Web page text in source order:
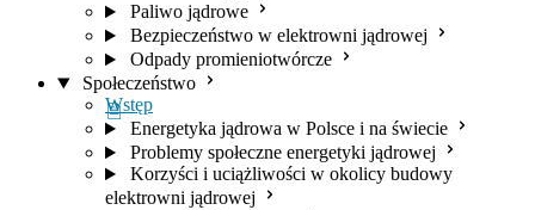
Paliwo jądrowe
Bezpieczeństwo w elektrowni jądrowej
Odpady promieniotwórcze
Społeczeństwo
Wstęp
Energetyka jądrowa w Polsce i na świecie
Problemy społeczne energetyki jądrowej
Korzyści i uciążliwości w okolicy budowy
elektrowni jądrowej